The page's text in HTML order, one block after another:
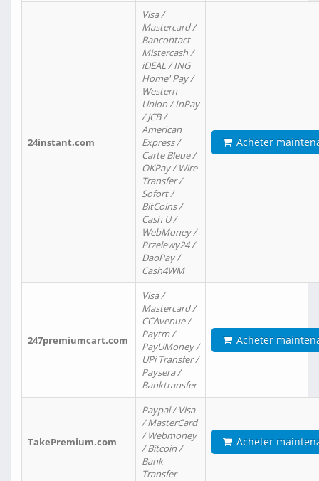
24instant.com
Visa /
Mastercard /
Bancontact
Mistercash /
iDEAL / ING
Home' Pay /
Western
Union / InPay
/ JCB /
American
Express /
Carte Bleue /
OKPay / Wire
Transfer /
Sofort /
BitCoins /
Cash U /
WebMoney /
Przelewy24 /
DaoPay /
Cash4WM
Acheter
247premiumcart.com
Visa /
Mastercard /
CCAvenue /
Paytm /
PayUMoney /
UPi Transfer /
Paysera /
Banktransfer
Acheter
TakePremium.com
Paypal / Visa
/ MasterCard
/ Webmoney
/ Bitcoin /
Bank
Transfer
Acheter